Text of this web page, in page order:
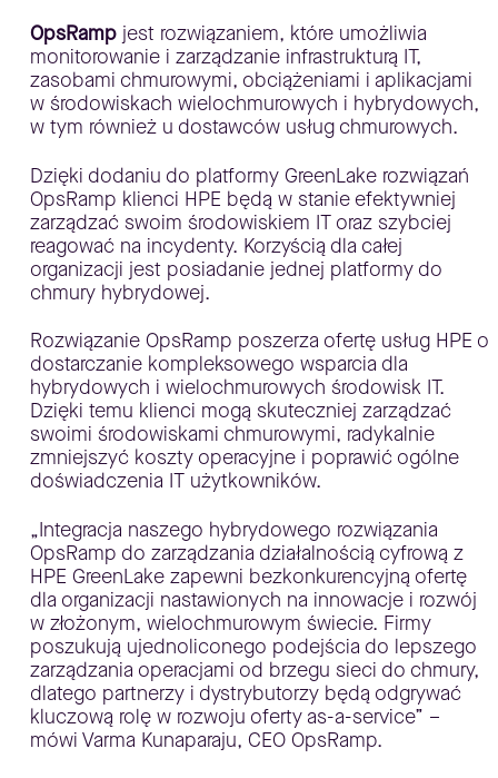
OpsRampjest rozwiązaniem, które umożliwia
monitorowanie i zarządzanie infrastrukturą IT,
zasobami chmurowymi, obciążeniami i aplikacjami
w środowiskach wielochmurowych i hybrydowych,
w tym również u dostawców usług chmurowych.
Dzięki dodaniu do platformy GreenLake rozwiązań
OpsRamp klienci HPE będą w stanie efektywniej
zarządzać swoim środowiskiem IT oraz szybciej
reagować na incydenty. Korzyścią dla całej
organizacji jest posiadanie jednej platformy do
chmury hybrydowej.
Rozwiązanie OpsRamp poszerza ofertę usług HPE o
dostarczanie kompleksowego wsparcia dla
hybrydowych i wielochmurowych środowisk IT.
Dzięki temu klienci mogą skuteczniej zarządzać
swoimi środowiskami chmurowymi, radykalnie
zmniejszyć koszty operacyjne i poprawić ogólne
doświadczenia IT użytkowników.
„Integracja naszego hybrydowego rozwiązania
OpsRamp do zarządzania działalnością cyfrową z
HPE GreenLake zapewni bezkonkurencyjną ofertę
dla organizacji nastawionych na innowacje i rozwój
w złożonym, wielochmurowym świecie. Firmy
poszukują ujednoliconego podejścia do lepszego
zarządzania operacjami od brzegu sieci do chmury,
dlatego partnerzy i dystrybutorzy będą odgrywać
kluczową rolę w rozwoju oferty as-a-service” –
mówi Varma Kunaparaju, CEO OpsRamp.